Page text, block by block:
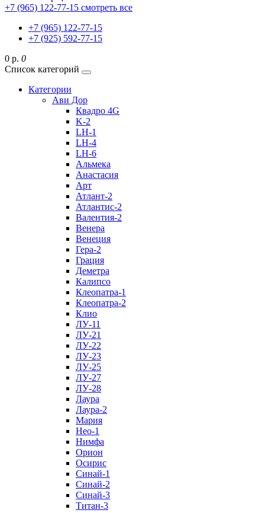
+7 (965) 122-77-15 смотреть все
+7 (965) 122-77-15
+7 (925) 592-77-15
0 р. 0
Список категорий
Категории
Ави Дор
Квадро 4G
K-2
LH-1
LH-4
LH-6
Альмека
Анастасия
Арт
Атлант-2
Атлантис-2
Валентия-2
Венера
Венеция
Гера-2
Грация
Деметра
Калипсо
Клеопатра-1
Клеопатра-2
Клио
ЛУ-11
ЛУ-21
ЛУ-22
ЛУ-23
ЛУ-25
ЛУ-27
ЛУ-28
Лаура
Лаура-2
Мария
Нео-1
Нимфа
Орион
Осирис
Синай-1
Синай-2
Синай-3
Титан-3